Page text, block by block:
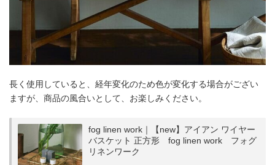
長く使用していると、経年変化のため色が変化する場合がござい
ますが、商品の風合いとして、お楽しみください。
fog linen work｜【new】アイアン ワイヤー
バスケット 正方形 fog linen work フォグ
リネンワーク